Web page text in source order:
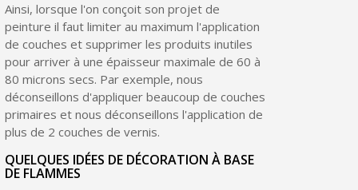
Ainsi, lorsque l'on conçoit son projet de
peinture il faut limiter au maximum l'application
de couches et supprimer les produits inutiles
pour arriver à une épaisseur maximale de 60 à
80 microns secs. Par exemple, nous
déconseillons d'appliquer beaucoup de couches
primaires et nous déconseillons l'application de
plus de 2 couches de vernis.
QUELQUES IDÉES DE DÉCORATION À BASE
DE FLAMMES